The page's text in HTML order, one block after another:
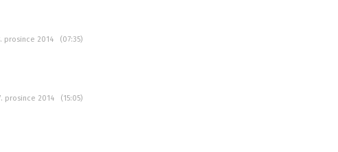
prosince 2014 (07:35)
prosince 2014 (15:05)